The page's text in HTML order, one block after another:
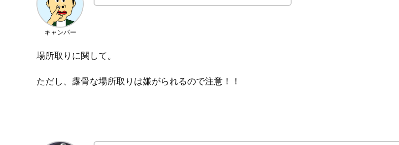
キャンパー
場所取りに関して。
ただし、露骨な場所取りは嫌がられるので注意！！